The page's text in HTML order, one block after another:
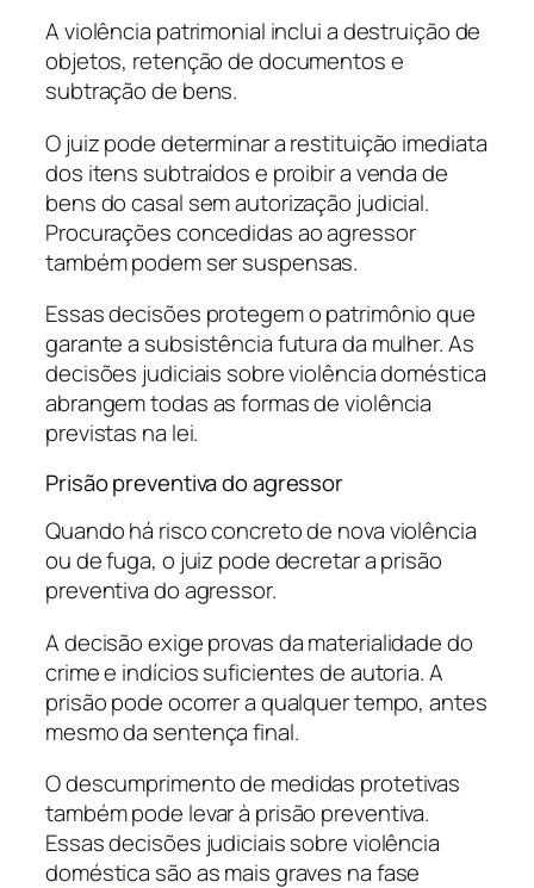
A violência patrimonial inclui a destruição de
objetos, retenção de documentos e
subtração de bens.
O juiz pode determinar a restituição imediata
dos itens subtraídos e proibir a venda de
bens do casal sem autorização judicial.
Procurações concedidas ao agressor
também podem ser suspensas.
Essas decisões protegem o patrimônio que
garante a subsistência futura da mulher. As
decisões judiciais sobre violência doméstica
abrangem todas as formas de violência
previstas na lei.
Prisão preventiva do agressor
Quando há risco concreto de nova violência
ou de fuga, o juiz pode decretar a prisão
preventiva do agressor.
A decisão exige provas da materialidade do
crime e indícios suficientes de autoria. A
prisão pode ocorrer a qualquer tempo, antes
mesmo da sentença final.
O descumprimento de medidas protetivas
também pode levar à prisão preventiva.
Essas decisões judiciais sobre violência
doméstica são as mais graves na fase